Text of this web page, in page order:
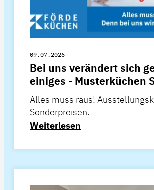
09.07.2026
Bei uns verändert sich
einiges - Musterküchen
Alles muss raus!
Sonderpreisen.
Weiterlesen